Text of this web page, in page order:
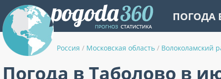
ПОГОДА
Россия / Московская область / Волоколамский
Погода в Таболово в